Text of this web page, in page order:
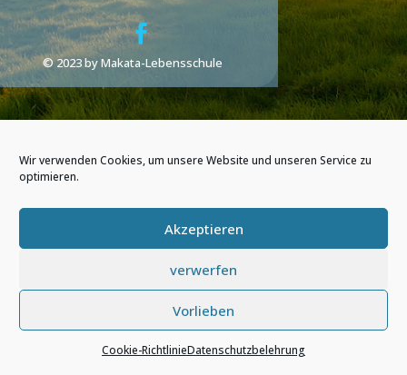
Wir verwenden Cookies, um unsere Website und unseren Service zu
optimieren.
Akzeptieren
verwerfen
Vorlieben
Cookie-RichtlinieDatenschutzbelehrung
© 2023 by Makata-Lebensschule